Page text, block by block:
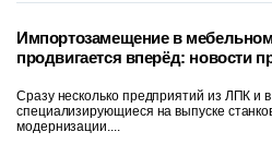
Импортозамещение в мебельном
продвигается вперёд: новости
Сразу несколько предприятий из ЛПК и
специализирующиеся на выпуске
модернизации....